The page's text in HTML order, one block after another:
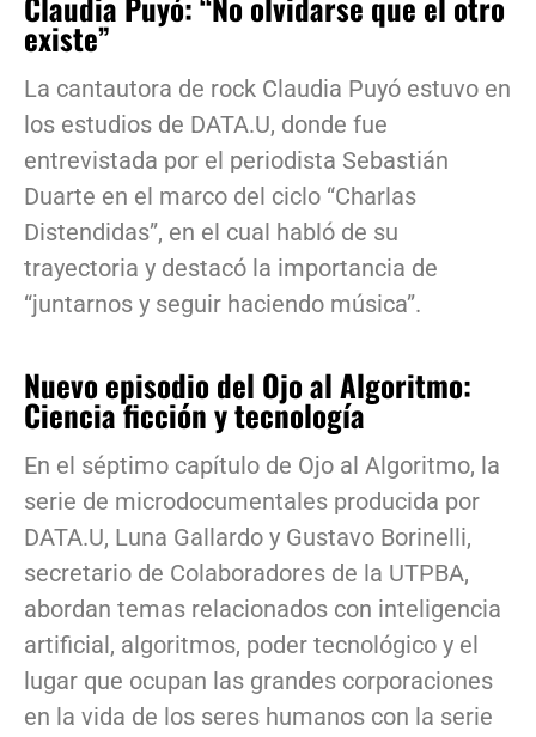
existe”
La cantautora de rock Claudia Puyó estuvo en
los estudios de DATA.U, donde fue
entrevistada por el periodista Sebastián
Duarte en el marco del ciclo “Charlas
Distendidas”, en el cual habló de su
trayectoria y destacó la importancia de
“juntarnos y seguir haciendo música”.
Nuevo episodio del Ojo al Algoritmo:
Ciencia ficción y tecnología
En el séptimo capítulo de Ojo al Algoritmo, la
serie de microdocumentales producida por
DATA.U, Luna Gallardo y Gustavo Borinelli,
secretario de Colaboradores de la UTPBA,
abordan temas relacionados con inteligencia
artificial, algoritmos, poder tecnológico y el
lugar que ocupan las grandes corporaciones
en la vida de los seres humanos con la serie